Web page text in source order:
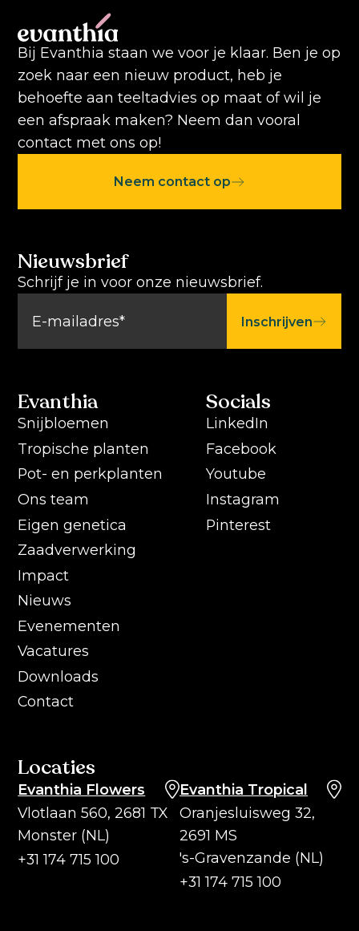
Bij Evanthia staan we voor je klaar. Ben je op
zoek naar een nieuw product, heb je
behoefte aan teeltadvies op maat of wil je
een afspraak maken? Neem dan vooral
contact met ons op!
Neem contact op
Evanthia
Snijbloemen
Tropische planten
Pot- en perkplanten
Ons team
Eigen genetica
Zaadverwerking
Impact
Nieuws
Evenementen
Vacatures
Downloads
Contact
Socials
LinkedIn
Facebook
Youtube
Instagram
Pinterest
Locaties
Evanthia Flowers
Vlotlaan 560, 2681 TX
Monster (NL)
+31 174 715 100
Evanthia Tropical
Oranjesluisweg 32,
2691 MS
's-Gravenzande (NL)
+31 174 715 100
Nieuwsbrief
Schrijf je in voor onze nieuwsbrief.
Inschrijven